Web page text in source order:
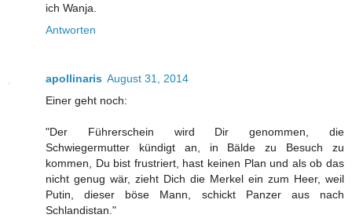
ich Wanja.
Antworten
apollinaris August 31, 2014
Einer geht noch:
"Der Führerschein wird Dir genommen, die
Schwiegermutter kündigt an, in Bälde zu Besuch zu
kommen, Du bist frustriert, hast keinen Plan und als ob das
nicht genug wär, zieht Dich die Merkel ein zum Heer, weil
Putin, dieser böse Mann, schickt Panzer aus nach
Schlandistan."